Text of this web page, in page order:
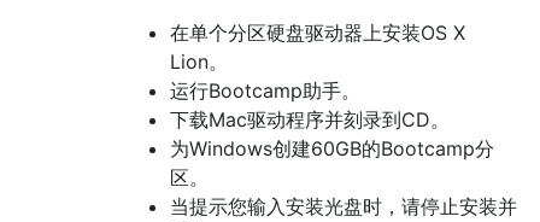
在单个分区硬盘驱动器上安装OS X
Lion。
运行Bootcamp助手。
下载Mac驱动程序并刻录到CD。
为Windows创建60GB的Bootcamp分
区。
当提示您输入安装光盘时，请停止安装并